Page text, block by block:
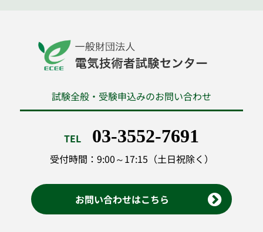
試験全般・受験申込みのお問い合わせ
TEL 03-3552-7691
受付時間：9:00～17:15（土日祝除く）
お問い合わせはこちら